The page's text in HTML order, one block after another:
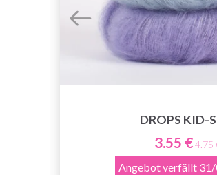
DROPS KID-
3.55 €4.75
Angebot verfällt